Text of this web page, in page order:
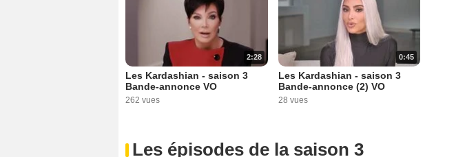
2:28
Les Kardashian - saison 3
Bande-annonce VO
262 vues
0:45
Les Kardashian - saison 3
Bande-annonce (2) VO
28 vues
Les épisodes de la saison 3